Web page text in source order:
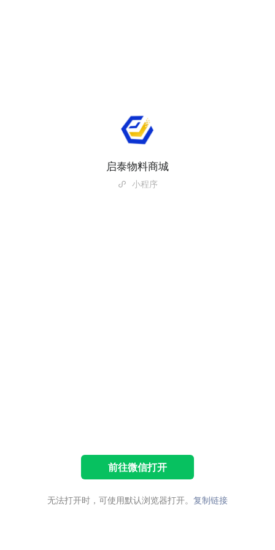
启泰物料商城
小程序
前往微信打开
无法打开时，可使用默认浏览器打开。 复制链接